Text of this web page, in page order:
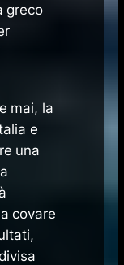
greco
mai, la
e
una
covare